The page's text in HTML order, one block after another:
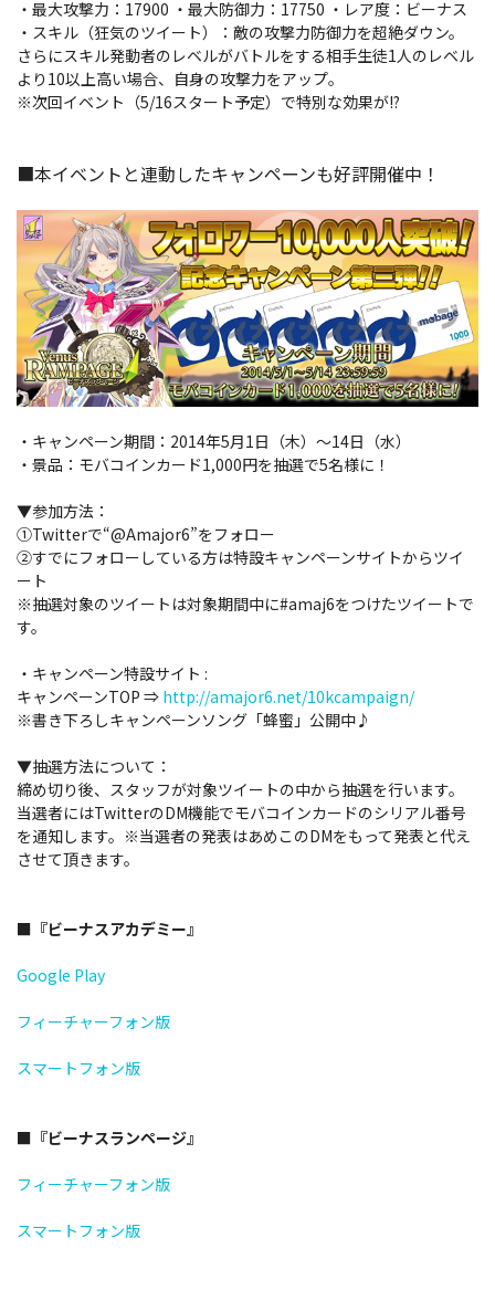
・最大攻撃力：17900 ・最大防御力：17750 ・レア度：ビーナス
・スキル（狂気のツイート）：敵の攻撃力防御力を超絶ダウン。
さらにスキル発動者のレベルがバトルをする相手生徒1人のレベル
より10以上高い場合、自身の攻撃力をアップ。
※次回イベント（5/16スタート予定）で特別な効果が!?
■本イベントと連動したキャンペーンも好評開催中！
・キャンペーン期間：2014年5月1日（木）～14日（水）
・景品：モバコインカード1,000円を抽選で5名様に！
▼参加方法：
①Twitterで“@Amajor6”をフォロー
②すでにフォローしている方は特設キャンペーンサイトからツイ
ート
※抽選対象のツイートは対象期間中に#amaj6をつけたツイートで
す。
・キャンペーン特設サイト :
キャンペーンTOP ⇒ http://amajor6.net/10kcampaign/
※書き下ろしキャンペーンソング「蜂蜜」公開中♪
▼抽選方法について：
締め切り後、スタッフが対象ツイートの中から抽選を行います。
当選者にはTwitterのDM機能でモバコインカードのシリアル番号
を通知します。※当選者の発表はあめこのDMをもって発表と代え
させて頂きます。
■『ビーナスアカデミー』
Google Play
フィーチャーフォン版
スマートフォン版
■『ビーナスランページ』
フィーチャーフォン版
スマートフォン版